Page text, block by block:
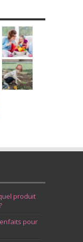
produit
pour